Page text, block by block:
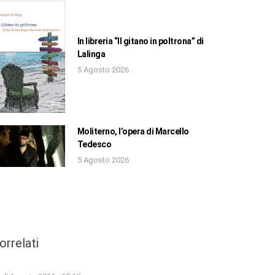
In libreria “Il gitano in poltrona” di
Lalinga
5 Agosto 2026
Moliterno, l’opera di Marcello
Tedesco
5 Agosto 2026